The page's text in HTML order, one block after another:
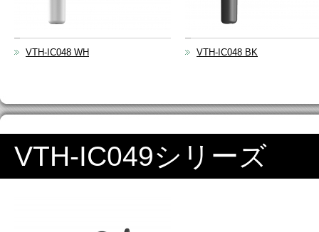
VTH-IC048 WH VTH-IC048 BK
VTH-IC049シリーズ